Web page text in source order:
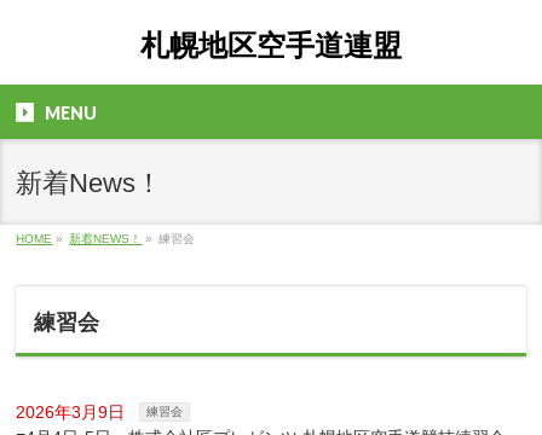
札幌地区空手道連盟
MENU
新着News！
HOME » 新着NEWS！ » 練習会
練習会
2026年3月9日 練習会